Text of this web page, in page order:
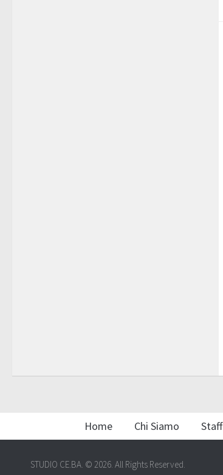
Home Chi Siamo Staff
STUDIO CE.BA. © 2026. All Rights Reserved.